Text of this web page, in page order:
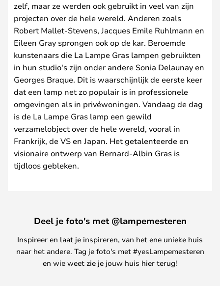
zelf, maar ze werden ook gebruikt in veel van zijn
projecten over de hele wereld. Anderen zoals
Robert Mallet-Stevens, Jacques Emile Ruhlmann en
Eileen Gray sprongen ook op de kar. Beroemde
kunstenaars die La Lampe Gras lampen gebruikten
in hun studio's zijn onder andere Sonia Delaunay en
Georges Braque. Dit is waarschijnlijk de eerste keer
dat een lamp net zo populair is in professionele
omgevingen als in privéwoningen. Vandaag de dag
is de La Lampe Gras lamp een gewild
verzamelobject over de hele wereld, vooral in
Frankrijk, de VS en Japan. Het getalenteerde en
visionaire ontwerp van Bernard-Albin Gras is
tijdloos gebleken.
Deel je foto's met @lampemesteren
Inspireer en laat je inspireren, van het ene unieke huis
naar het andere. Tag je foto's met #yesLampemesteren
en wie weet zie je jouw huis hier terug!